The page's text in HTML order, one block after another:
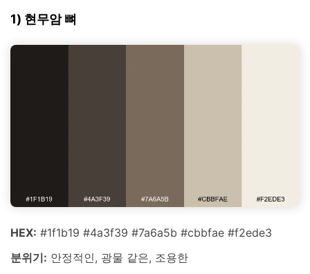
1) 현무암 뼈
HEX: #1f1b19 #4a3f39 #7a6a5b #cbbfae #f2ede3
분위기: 안정적인, 광물 같은, 조용한